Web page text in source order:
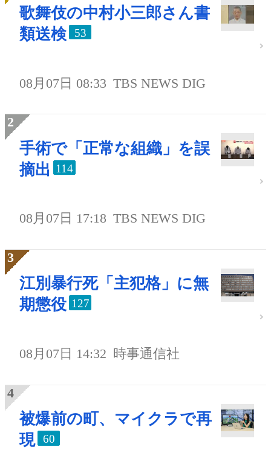
歌舞伎の中村小三郎さん書
類送検
53
08月07日 08:33 TBS NEWS DIG
手術で「正常な組織」を誤
摘出 114
08月07日 17:18 TBS NEWS DIG
江別暴行死「主犯格」に無
期懲役 127
08月07日 14:32 時事通信社
被爆前の町、マイクラで再
現
60